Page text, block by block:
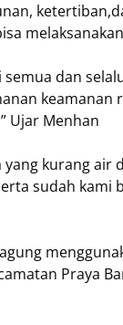
dan
keamanan
Ujar Menhan
kurang air
sudah kami
Praya